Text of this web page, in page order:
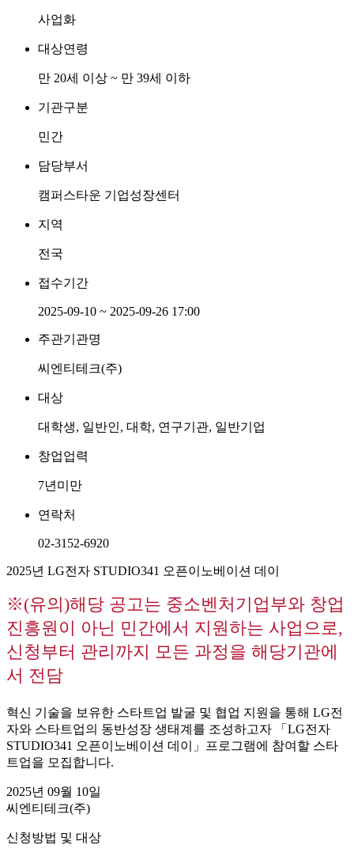
사업화
대상연령
만 20세 이상 ~ 만 39세 이하
기관구분
민간
담당부서
캠퍼스타운 기업성장센터
지역
전국
접수기간
2025-09-10 ~ 2025-09-26 17:00
주관기관명
씨엔티테크(주)
대상
대학생, 일반인, 대학, 연구기관, 일반기업
창업업력
7년미만
연락처
02-3152-6920
2025년 LG전자 STUDIO341 오픈이노베이션 데이
※(유의)해당 공고는 중소벤처기업부와 창업
진흥원이 아닌 민간에서 지원하는 사업으로,
신청부터 관리까지 모든 과정을 해당기관에
서 전담
혁신 기술을 보유한 스타트업 발굴 및 협업 지원을 통해 LG전
자와 스타트업의 동반성장 생태계를 조성하고자 「LG전자
STUDIO341 오픈이노베이션 데이」프로그램에 참여할 스타
트업을 모집합니다.
2025년 09월 10일
씨엔티테크(주)
신청방법 및 대상